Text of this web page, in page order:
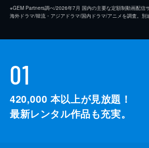
※GEM Partners調べ/2026年7⽉ 国内の主要な定額制動画配信
海外ドラマ/韓流・アジアドラマ/国内ドラマ/アニメを調査。別
01
420,000 本以上が見放題！
最新レンタル作品も充実。